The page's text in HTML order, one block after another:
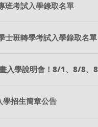
班考試入學錄取名單
士班轉學考試入學錄取名單
畫入學說明會！8/1、8/8
學招生簡章公告